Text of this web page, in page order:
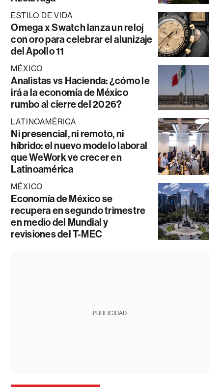
ESTILO DE VIDA
Omega x Swatch lanza un reloj
con oro para celebrar el alunizaje
del Apollo 11
MÉXICO
Analistas vs Hacienda: ¿cómo le
irá a la economía de México
rumbo al cierre del 2026?
LATINOAMÉRICA
Ni presencial, ni remoto, ni
híbrido: el nuevo modelo laboral
que WeWork ve crecer en
Latinoamérica
MÉXICO
Economía de México se
recupera en segundo trimestre
en medio del Mundial y
revisiones del T-MEC
PUBLICIDAD